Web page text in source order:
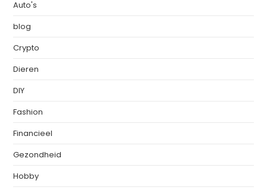
Auto's
blog
Crypto
Dieren
DIY
Fashion
Financieel
Gezondheid
Hobby